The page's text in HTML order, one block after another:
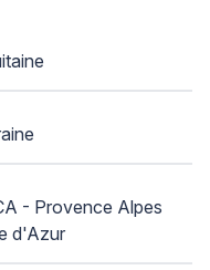
- Provence Alpes
d'Azur